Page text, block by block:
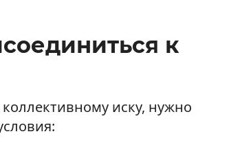
к
иску, нужно